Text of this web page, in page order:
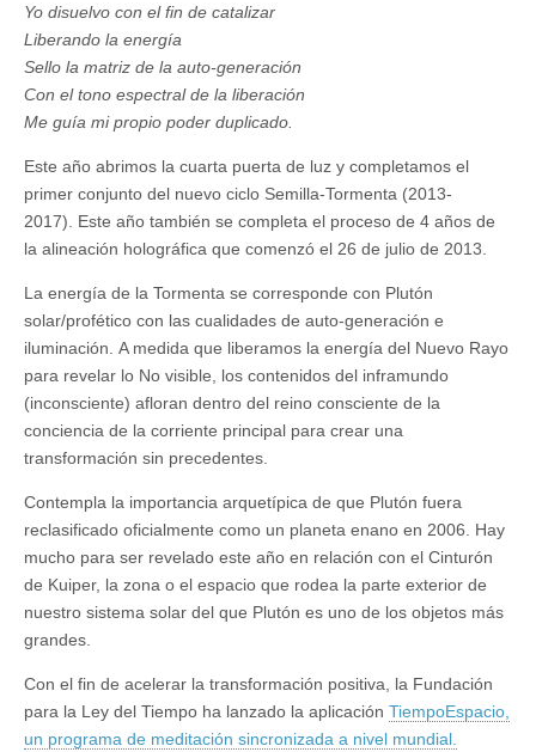
Yo disuelvo con el fin de catalizar
Liberando la energía
Sello la matriz de la auto-generación
Con el tono espectral de la liberación
Me guía mi propio poder duplicado.
Este año abrimos la cuarta puerta de luz y completamos el
primer conjunto del nuevo ciclo Semilla-Tormenta (2013-
2017). Este año también se completa el proceso de 4 años de
la alineación holográfica que comenzó el 26 de julio de 2013.
La energía de la Tormenta se corresponde con Plutón
solar/profético con las cualidades de auto-generación e
iluminación. A medida que liberamos la energía del Nuevo Rayo
para revelar lo No visible, los contenidos del inframundo
(inconsciente) afloran dentro del reino consciente de la
conciencia de la corriente principal para crear una
transformación sin precedentes.
Contempla la importancia arquetípica de que Plutón fuera
reclasificado oficialmente como un planeta enano en 2006. Hay
mucho para ser revelado este año en relación con el Cinturón
de Kuiper, la zona o el espacio que rodea la parte exterior de
nuestro sistema solar del que Plutón es uno de los objetos más
grandes.
Con el fin de acelerar la transformación positiva, la Fundación
para la Ley del Tiempo ha lanzado la aplicación TiempoEspacio,
un programa de meditación sincronizada a nivel mundial.